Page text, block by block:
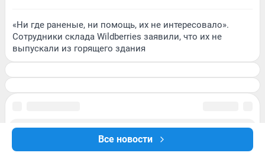
Все новости
«Ни где раненые, ни помощь, их не интересовало».
Сотрудники склада Wildberries заявили, что их не
выпускали из горящего здания